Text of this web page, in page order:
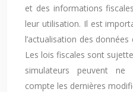
et des informations
leur utilisation. Il est
l’actualisation des
Les lois fiscales sont
simulateurs peuvent
compte les dernières